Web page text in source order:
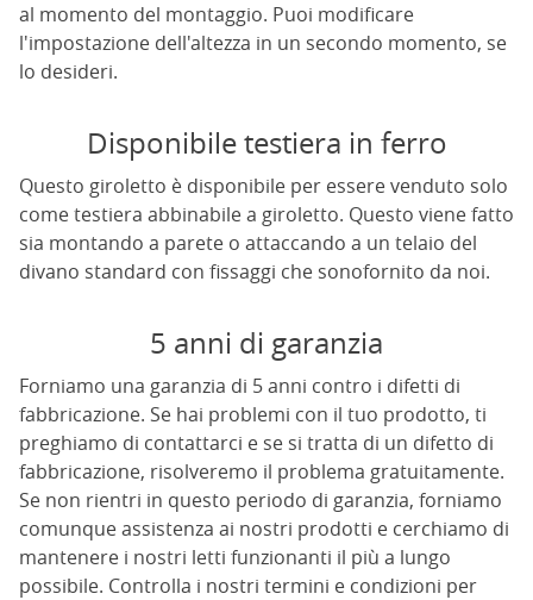
al momento del montaggio. Puoi modificare
l'impostazione dell'altezza in un secondo momento, se
lo desideri.
Disponibile testiera in ferro
Questo giroletto è disponibile per essere venduto solo
come testiera abbinabile a giroletto. Questo viene fatto
sia montando a parete o attaccando a un telaio del
divano standard con fissaggi che sonofornito da noi.
5 anni di garanzia
Forniamo una garanzia di 5 anni contro i difetti di
fabbricazione. Se hai problemi con il tuo prodotto, ti
preghiamo di contattarci e se si tratta di un difetto di
fabbricazione, risolveremo il problema gratuitamente.
Se non rientri in questo periodo di garanzia, forniamo
comunque assistenza ai nostri prodotti e cerchiamo di
mantenere i nostri letti funzionanti il più a lungo
possibile. Controlla i nostri termini e condizioni per